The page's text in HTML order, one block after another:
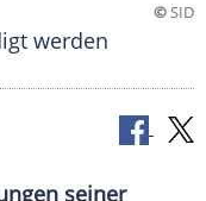
©SID
werden
seiner